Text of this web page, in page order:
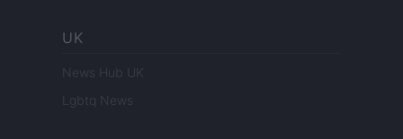
UK
News Hub UK
Lgbtq News